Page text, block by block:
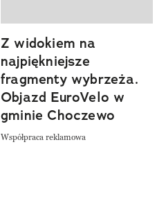
previous element
Z widokiem na
najpiękniejsze
fragmenty wybrzeża.
Objazd EuroVelo w
gminie Choczewo
Współpraca reklamowa